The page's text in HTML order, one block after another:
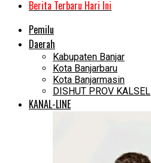
Berita Terbaru Hari Ini
Pemilu
Daerah
Kabupaten Banjar
Kota Banjarbaru
Kota Banjarmasin
DISHUT PROV KALSEL
KANAL-LINE